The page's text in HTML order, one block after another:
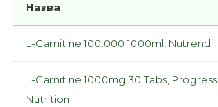
Назва
L-Carnitine 100.000 1000ml, Nutrend
L-Carnitine 1000mg 30 Tabs, Progress
Nutrition